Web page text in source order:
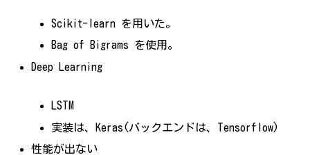
Scikit-learn を用いた。
Bag of Bigrams を使用。
Deep Learning
LSTM
実装は、Keras(バックエンドは、Tensorflow)
性能が出ない